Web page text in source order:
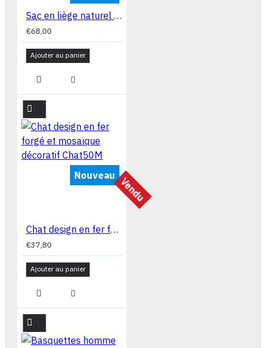
Sac en liège naturel avec bandoulière 30X24X05CM CA4418
€68,00
Ajouter au panier
Nouveau
Vendu
Chat design en fer forgé et mosaïque décoratif Chat50M
€37,80
Ajouter au panier